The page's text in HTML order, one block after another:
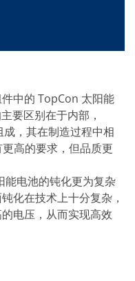
中的 TopCon 太阳能
要区别在于内部，
，其在制造过程中相
高的要求，但品质更
能电池的钝化更为复杂
化在技术上十分复杂，
电压，从而实现高效